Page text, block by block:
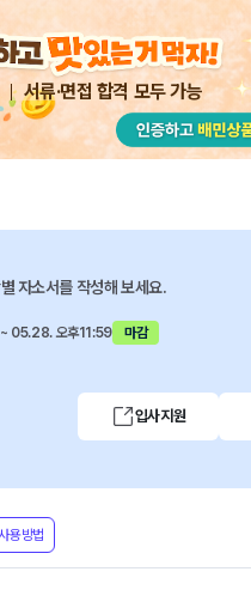
서류·면접 합격 모두 가능
목 자소서 내 작성목록
업팀 조리원(계약직) 모
자소서를 작성해 보세요.
05.28. 오후11:59
마감
입사지원
용방법